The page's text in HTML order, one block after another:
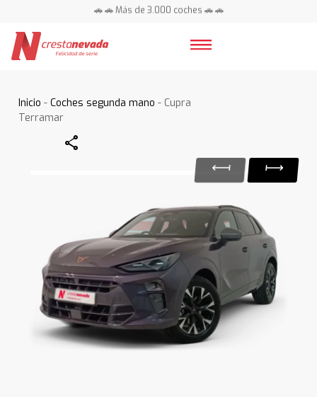
🚗 🚗 Más de 3.000 coches 🚗 🚗
Inicio -Coches segunda mano - Cupra
Terramar
Share